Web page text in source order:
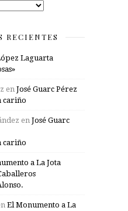
RECIENTES
Laguarta
en José Guarc Pérez
cariño
en José Guarc
cariño
a La Jota
El Monumento a La